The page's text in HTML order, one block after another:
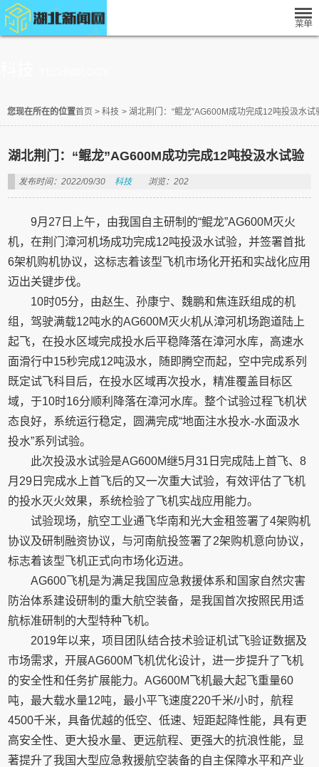
您现在所在的位置首页 > 科技 > 湖北荆门：“鲲龙”AG600M成功完成12吨投汲水试
湖北荆门：“鲲龙”AG600M成功完成12吨投汲水试验
发布时间：2022/09/30 科技 浏览：202
9月27日上午，由我国自主研制的“鲲龙”AG600M灭火
机，在荆门漳河机场成功完成12吨投汲水试验，并签署首批
6架机购机协议，这标志着该型飞机市场化开拓和实战化应用
迈出关键步伐。
10时05分，由赵生、孙康宁、魏鹏和焦连跃组成的机
组，驾驶满载12吨水的AG600M灭火机从漳河机场跑道陆上
起飞，在投水区域完成投水后平稳降落在漳河水库，高速水
面滑行中15秒完成12吨汲水，随即腾空而起，空中完成系列
既定试飞科目后，在投水区域再次投水，精准覆盖目标区
域，于10时16分顺利降落在漳河水库。整个试验过程飞机状
态良好，系统运行稳定，圆满完成“地面注水投水-水面汲水
投水”系列试验。
此次投汲水试验是AG600M继5月31日完成陆上首飞、8
月29日完成水上首飞后的又一次重大试验，有效评估了飞机
的投水灭火效果，系统检验了飞机实战应用能力。
试验现场，航空工业通飞华南和光大金租签署了4架购机
协议及研制融资协议，与河南航投签署了2架购机意向协议，
标志着该型飞机正式向市场化迈进。
AG600飞机是为满足我国应急救援体系和国家自然灾害
防治体系建设研制的重大航空装备，是我国首次按照民用适
航标准研制的大型特种飞机。
2019年以来，项目团队结合技术验证机试飞验证数据及
市场需求，开展AG600M飞机优化设计，进一步提升了飞机
的安全性和任务扩展能力。AG600M飞机最大起飞重量60
吨，最大载水量12吨，最小平飞速度220千米/小时，航程
4500千米，具备优越的低空、低速、短距起降性能，具有更
高安全性、更大投水量、更远航程、更强大的抗浪性能，显
著提升了我国大型应急救援航空装备的自主保障水平和产业